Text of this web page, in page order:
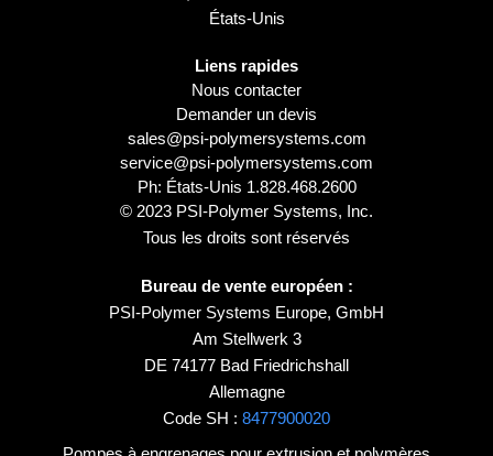
États-Unis
Liens rapides
Nous contacter
Demander un devis
sales@psi-polymersystems.com
service@psi-polymersystems.com
Ph: États-Unis 1.828.468.2600
© 2023 PSI-Polymer Systems, Inc.
Tous les droits sont réservés
Bureau de vente européen :
PSI-Polymer Systems Europe, GmbH
Am Stellwerk 3
DE 74177 Bad Friedrichshall
Allemagne
Code SH : 8477900020